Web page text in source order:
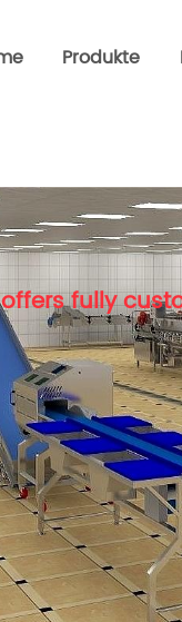
Produkte
fully